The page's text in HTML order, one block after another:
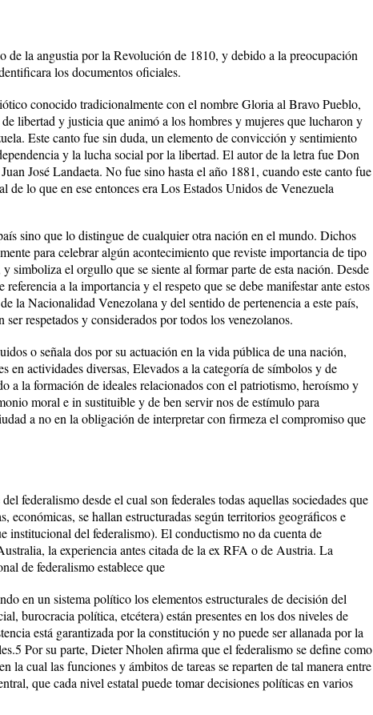
de la angustia por la Revolución de 1810, y debido a la preocupación
los documentos oficiales.
conocido tradicionalmente con el nombre Gloria al Bravo Pueblo,
libertad y justicia que animó a los hombres y mujeres que lucharon y
Este canto fue sin duda, un elemento de convicción y sentimiento
y la lucha social por la libertad. El autor de la letra fue Don
José Landaeta. No fue sino hasta el año 1881, cuando este canto fue
lo que en ese entonces era Los Estados Unidos de Venezuela
sino que lo distingue de cualquier otra nación en el mundo. Dichos
para celebrar algún acontecimiento que reviste importancia de tipo
simboliza el orgullo que se siente al formar parte de esta nación. Desde
referencia a la importancia y el respeto que se debe manifestar ante estos
la Nacionalidad Venezolana y del sentido de pertenencia a este país,
respetados y considerados por todos los venezolanos.
o señala dos por su actuación en la vida pública de una nación,
en actividades diversas, Elevados a la categoría de símbolos y de
a la formación de ideales relacionados con el patriotismo, heroísmo y
moral e in sustituible y de ben servir nos de estímulo para
a no en la obligación de interpretar con firmeza el compromiso que
federalismo desde el cual son federales todas aquellas sociedades que
económicas, se hallan estructuradas según territorios geográficos e
institucional del federalismo). El conductismo no da cuenta de
la experiencia antes citada de la ex RFA o de Austria. La
de federalismo establece que
en un sistema político los elementos estructurales de decisión del
burocracia política, etcétera) están presentes en los dos niveles de
está garantizada por la constitución y no puede ser allanada por la
Por su parte, Dieter Nholen afirma que el federalismo se define como
la cual las funciones y ámbitos de tareas se reparten de tal manera entre
que cada nivel estatal puede tomar decisiones políticas en varios